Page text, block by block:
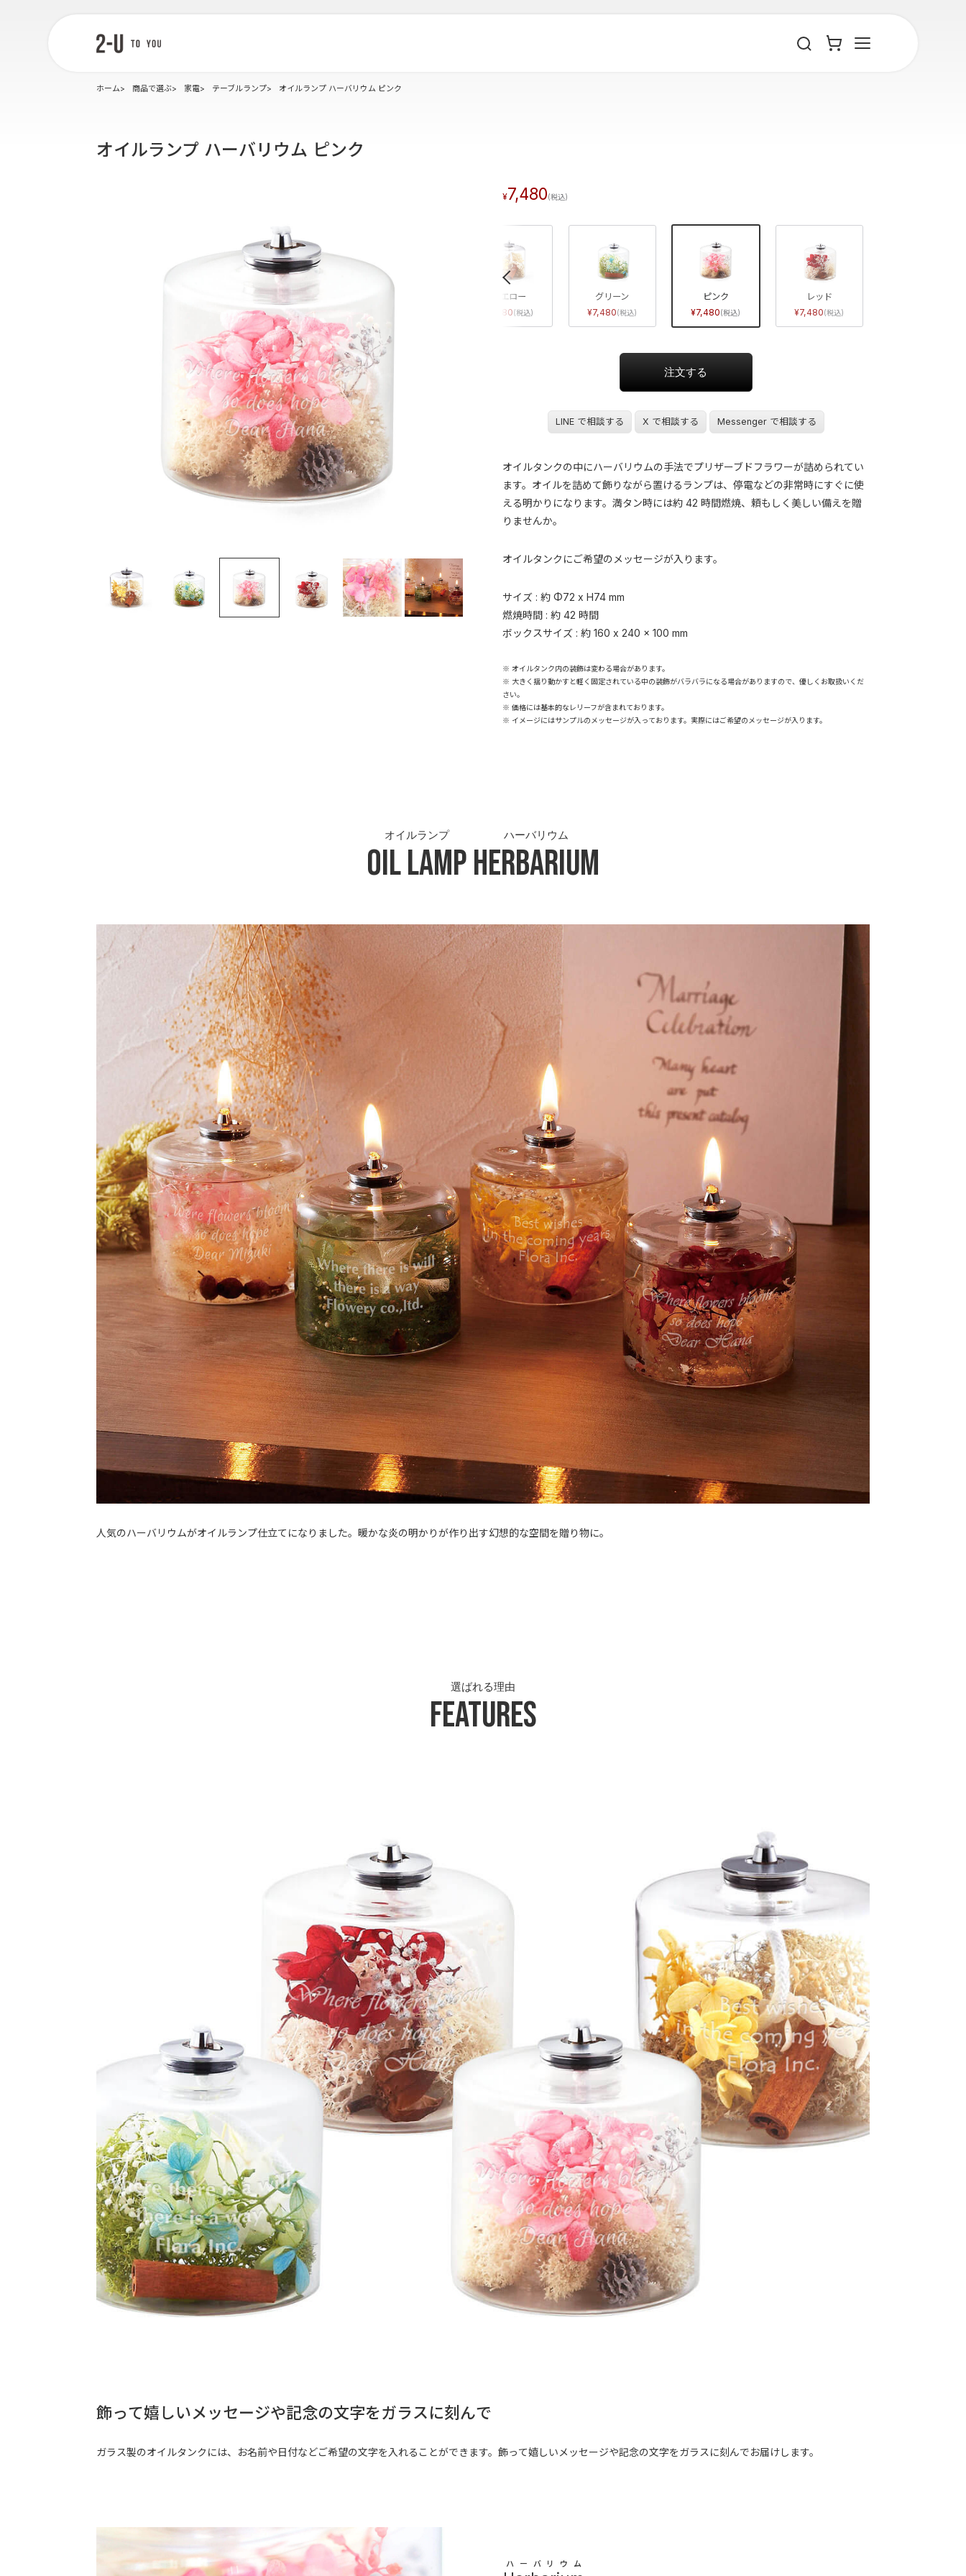
ホーム 商品で選ぶ 家電 テーブルランプ オイルランプ ハーバリウム ピンク
オイルランプ ハーバリウム ピンク
7,480
イエロー
7,480
グリーン
7,480
ピンク
7,480
レッド
7,480
LINE で相談する X で相談する Messenger で相談する
オイルタンクの中にハーバリウムの手法でプリザーブドフラワーが詰められてい
ます。オイルを詰めて飾りながら置けるランプは、停電などの非常時にすぐに使
える明かりになります。満タン時には約 42 時間燃焼、頼もしく美しい備えを贈
りませんか。
オイルタンクにご希望のメッセージが入ります。
サイズ : 約 Φ72 x H74 mm
燃焼時間 : 約 42 時間
ボックスサイズ : 約 160 x 240 x 100 mm
※ オイルタンク内の装飾は変わる場合があります。
※ 大きく揺り動かすと軽く固定されている中の装飾がバラバラになる場合がありますので、優しくお取扱いくだ
さい。
※ 価格には基本的なレリーフが含まれております。
※ イメージにはサンプルのメッセージが入っております。実際にはご希望のメッセージが入ります。
Oil Lamp
オイルランプ
Herbarium
ハーバリウム
人気のハーバリウムがオイルランプ仕立てになりました。暖かな炎の明かりが作り出す幻想的な空間を贈り物に。
Features
選ばれる理由
飾って嬉しいメッセージや記念の文字をガラスに刻んで
ガラス製のオイルタンクには、お名前や日付などご希望の文字を入れることができます。飾って嬉しいメッセージや記念の文字をガラスに刻んでお届けします。
ハーバリウム